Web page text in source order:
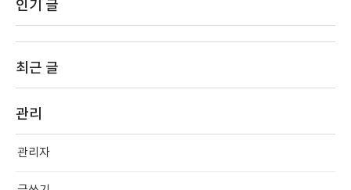
인기 글
최근 글
관리
관리자